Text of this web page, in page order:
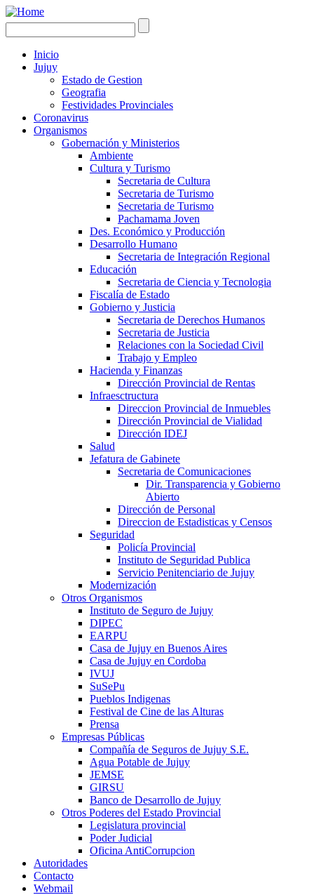
Inicio
Jujuy
Estado de Gestion
Geografia
Festividades Provinciales
Coronavirus
Organismos
Gobernación y Ministerios
Ambiente
Cultura y Turismo
Secretaria de Cultura
Secretaria de Turismo
Secretaria de Turismo
Pachamama Joven
Des. Económico y Producción
Desarrollo Humano
Secretaria de Integración Regional
Educación
Secretaria de Ciencia y Tecnologia
Fiscalía de Estado
Gobierno y Justicia
Secretaria de Derechos Humanos
Secretaria de Justicia
Relaciones con la Sociedad Civil
Trabajo y Empleo
Hacienda y Finanzas
Dirección Provincial de Rentas
Infraesctructura
Direccion Provincial de Inmuebles
Dirección Provincial de Vialidad
Dirección IDEJ
Salud
Jefatura de Gabinete
Secretaria de Comunicaciones
Dir. Transparencia y Gobierno
Abierto
Dirección de Personal
Direccion de Estadisticas y Censos
Seguridad
Policía Provincial
Instituto de Seguridad Publica
Servicio Penitenciario de Jujuy
Modernización
Otros Organismos
Instituto de Seguro de Jujuy
DIPEC
EARPU
Casa de Jujuy en Buenos Aires
Casa de Jujuy en Cordoba
IVUJ
SuSePu
Pueblos Indigenas
Festival de Cine de las Alturas
Prensa
Empresas Públicas
Compañía de Seguros de Jujuy S.E.
Agua Potable de Jujuy
JEMSE
GIRSU
Banco de Desarrollo de Jujuy
Otros Poderes del Estado Provincial
Legislatura provincial
Poder Judicial
Oficina AntiCorrupcion
Autoridades
Contacto
Webmail